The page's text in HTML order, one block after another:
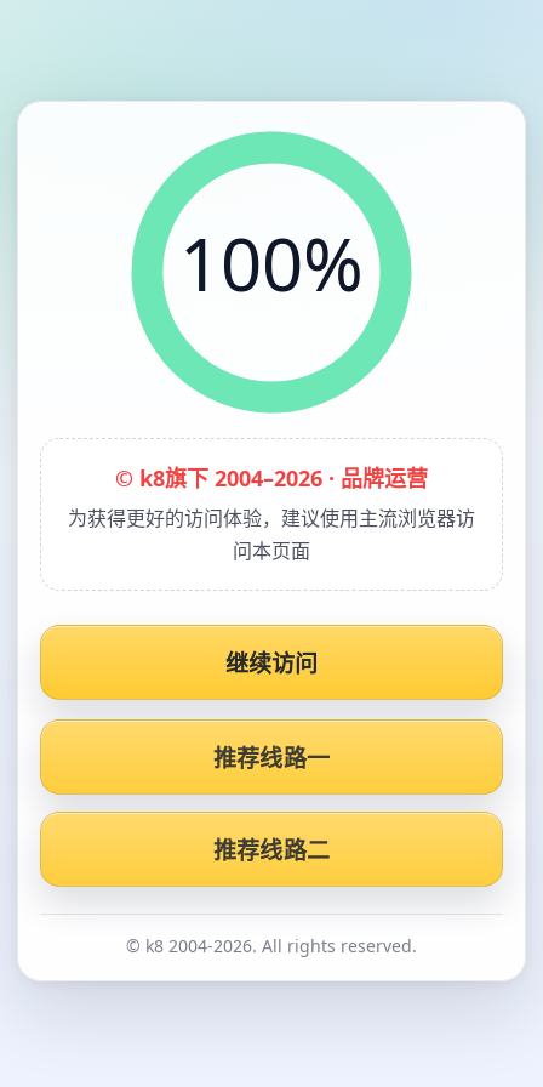
100%
© k8旗下 2004–2026 · 品牌运营
为获得更好的访问体验，建议使用主流浏览器访
问本页面
继续访问
推荐线路一
推荐线路二
© k8 2004-2026. All rights reserved.